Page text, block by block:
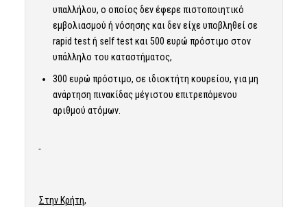
υπαλλήλου, ο οποίος δεν έφερε πιστοποιητικό
εμβολιασμού ή νόσησης και δεν είχε υποβληθεί σε
rapid test ή self test και 500 ευρώ πρόστιμο στον
υπάλληλο του καταστήματος,
300 ευρώ πρόστιμο, σε ιδιοκτήτη κουρείου, για μη
ανάρτηση πινακίδας μέγιστου επιτρεπόμενου
αριθμού ατόμων.
Στην Κρήτη,